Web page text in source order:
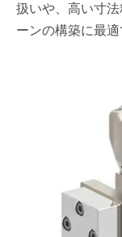
扱いや、高い寸
ーンの構築に最適